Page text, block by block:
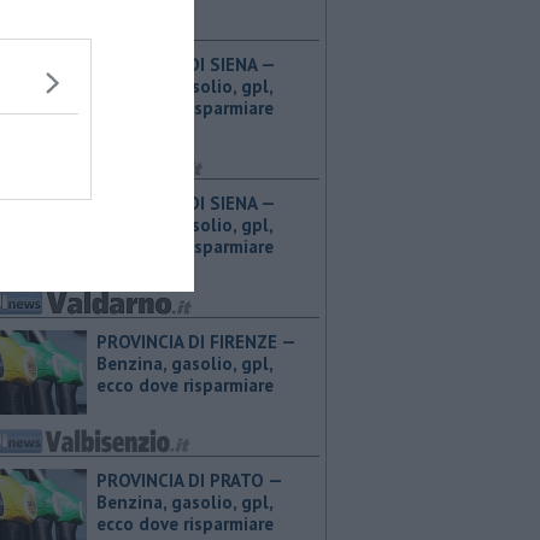
PROVINCIA DI SIENA — ​
Benzina, gasolio, gpl,
ecco dove risparmiare
PROVINCIA DI SIENA — ​
Benzina, gasolio, gpl,
ecco dove risparmiare
PROVINCIA DI FIRENZE — ​
Benzina, gasolio, gpl,
ecco dove risparmiare
PROVINCIA DI PRATO — ​
Benzina, gasolio, gpl,
ecco dove risparmiare